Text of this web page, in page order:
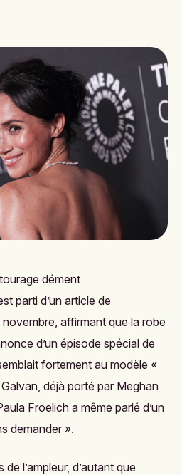
dément
parti d’un article de
affirmant que la robe
d’un épisode spécial de
fortement au modèle «
déjà porté par Meghan
Froelich a même parlé d’un
demander ».
l’ampleur, d’autant que